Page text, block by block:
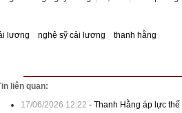
lương nghệ sỹ cải lương thanh hằng
liên quan:
17/06/2026 12:22 - Thanh Hằng áp lực